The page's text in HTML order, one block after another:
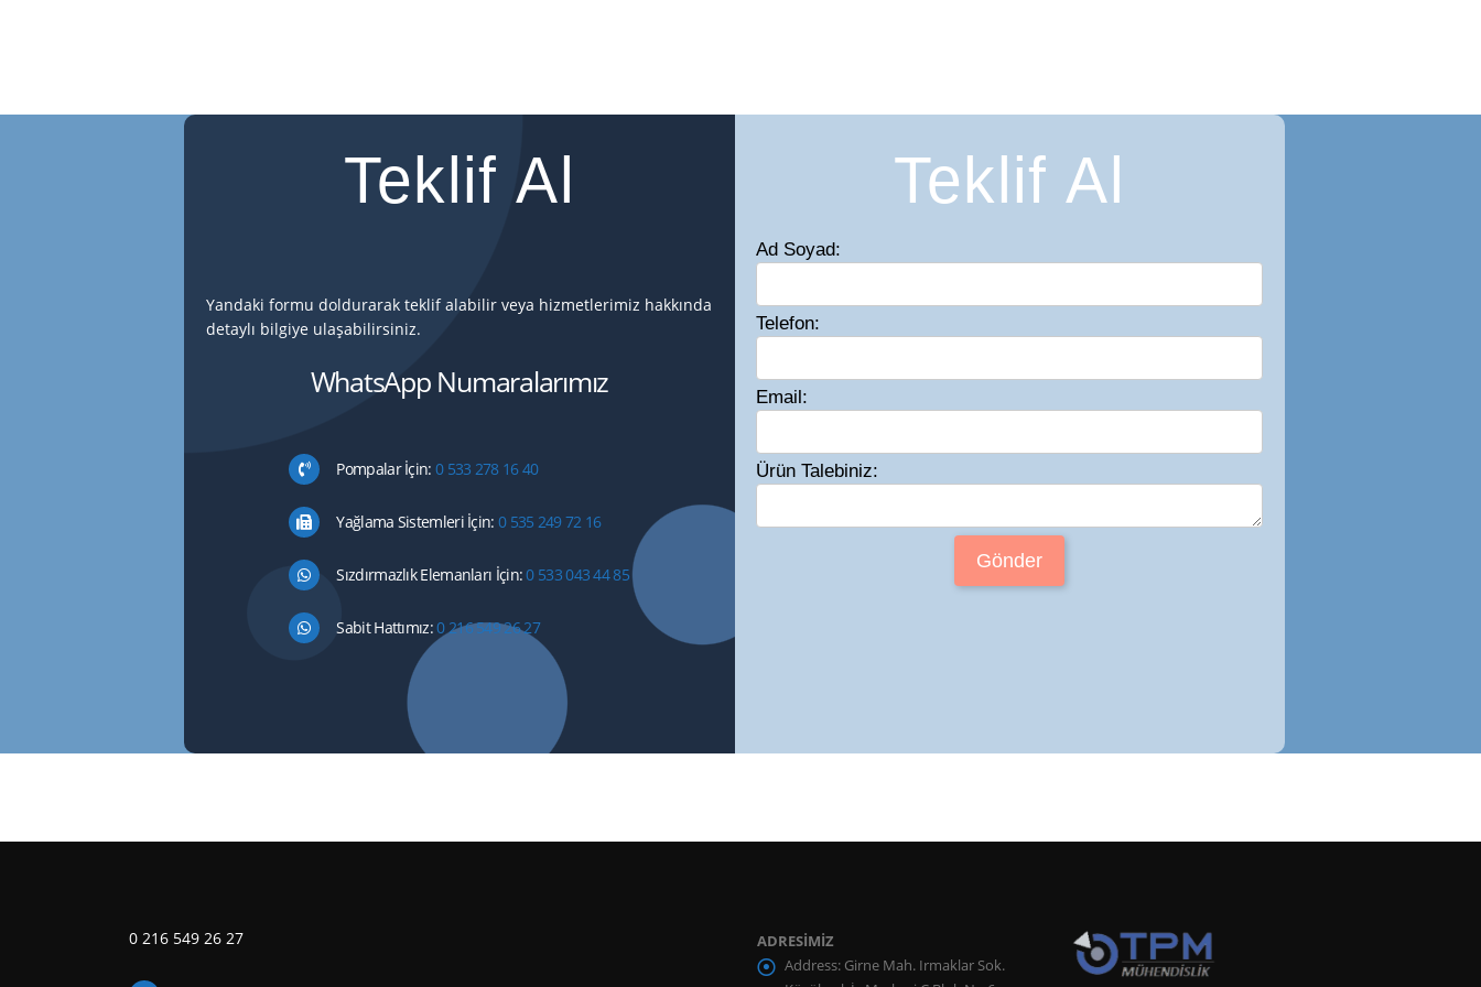
Teklif Al
Yandaki formu doldurarak teklif alabilir veya hizmetlerimiz hakkında
detaylı bilgiye ulaşabilirsiniz.
WhatsApp Numaralarımız
Pompalar İçin: 0 533 278 16 40
Yağlama Sistemleri İçin: 0 535 249 72 16
Sızdırmazlık Elemanları İçin:0 533 043 44 85
Sabit Hattımız:0 216 549 26 27
Teklif Al
Ad Soyad:
Telefon:
Email:
Ürün Talebiniz:
Gönder
0 216 549 26 27
ADRESİMİZ
Address: Girne Mah. Irmaklar Sok.